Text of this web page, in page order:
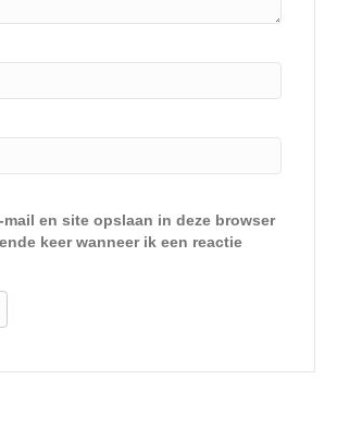
mail en site opslaan in deze browser
keer wanneer ik een reactie